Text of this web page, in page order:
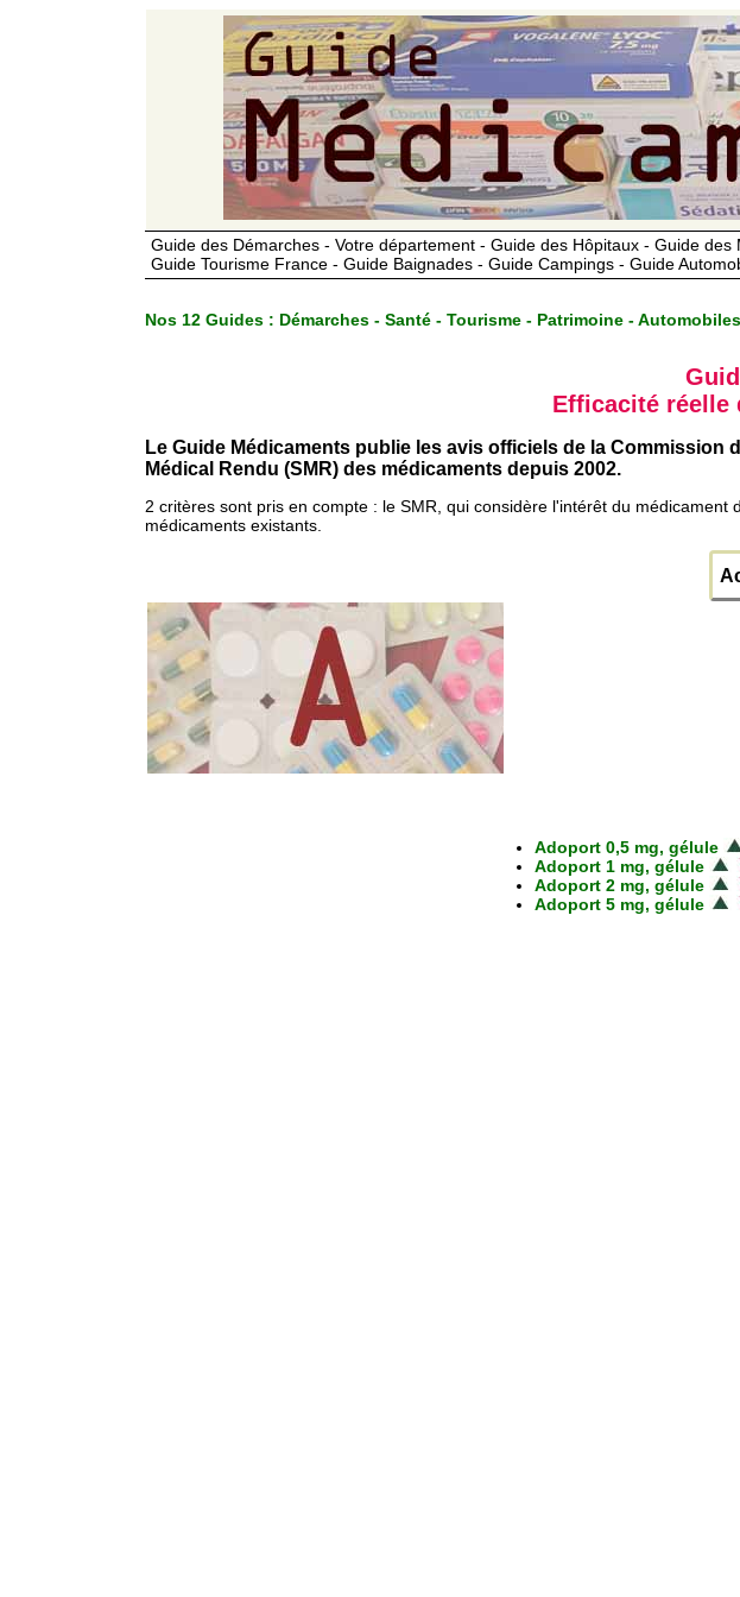
Guide des Démarches - Votre département - Guide des Hôpitaux - Guide
Guide Tourisme France - Guide Baignades - Guide Campings - Guide
Nos 12 Guides : Démarches - Santé - Tourisme - Patrimoine - Automobiles
Efficacité réelle
Le Guide Médicaments publie les avis officiels de la
Médical Rendu (SMR) des médicaments depuis 2002.
2 critères sont pris en compte : le SMR, qui considère l'intérêt du
médicaments existants.
Adoport 0,5 mg, gélule
Adoport 1 mg, gélule
Adoport 2 mg, gélule
Adoport 5 mg, gélule